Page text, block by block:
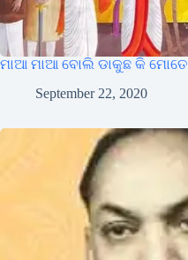
ମାଆ ମାଆ ବୋଲି ଡାକୁଛ କି ମୋତେ
September 22, 2020